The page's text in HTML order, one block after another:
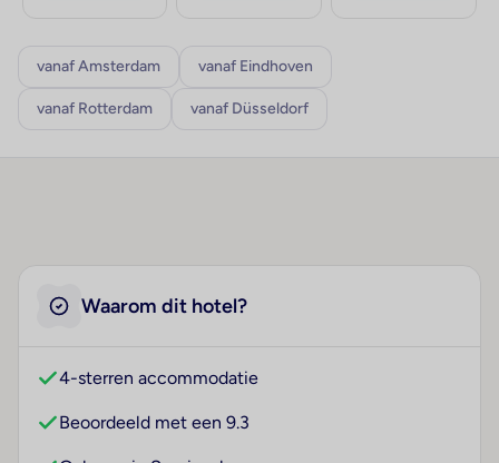
vanaf Amsterdam vanaf Eindhoven
vanaf Rotterdam vanaf Düsseldorf
Waarom dit hotel?
4-sterren accommodatie
Beoordeeld met een 9.3